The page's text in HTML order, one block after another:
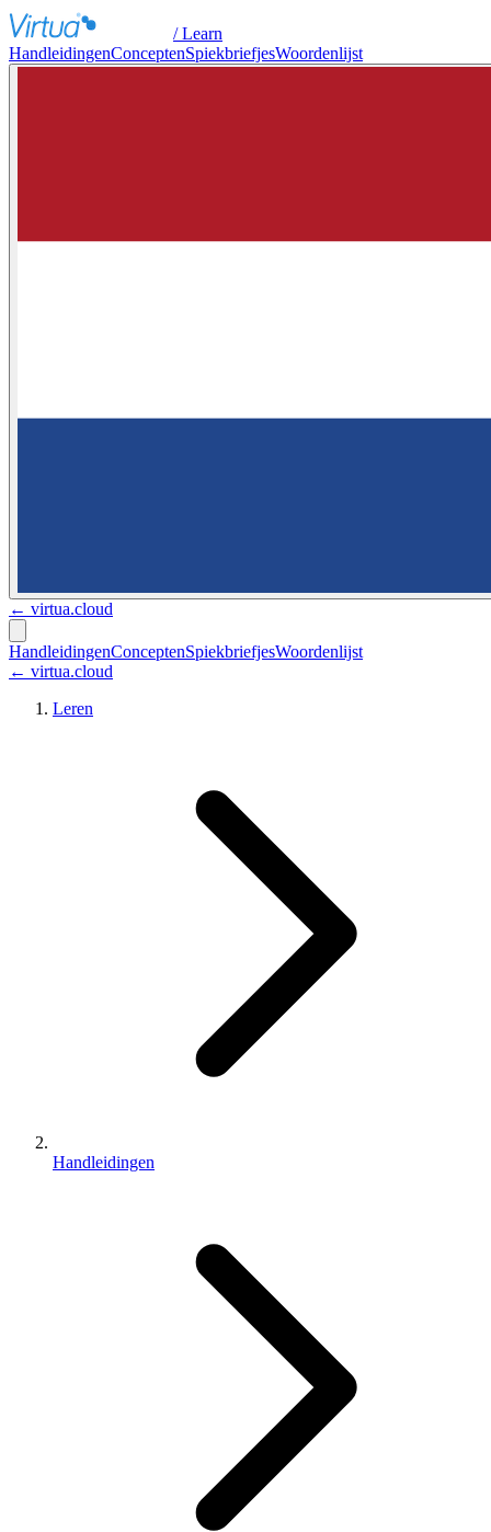
/ Learn
HandleidingenConceptenSpiekbriefjesWoordenlijst
← virtua.cloud
HandleidingenConceptenSpiekbriefjesWoordenlijst
← virtua.cloud
Leren
Handleidingen